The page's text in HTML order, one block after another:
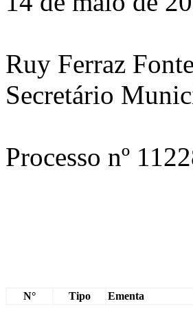
Ruy Ferraz
Secretário
Processo nº
N° Tipo Ementa